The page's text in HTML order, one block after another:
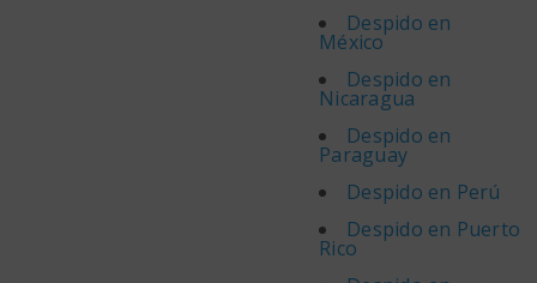
Despido en
México
Despido en
Nicaragua
Despido en
Paraguay
Despido en Perú
Despido en Puerto
Rico